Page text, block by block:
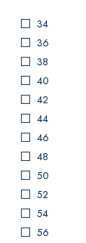
34
36
38
40
42
44
46
48
50
52
54
56